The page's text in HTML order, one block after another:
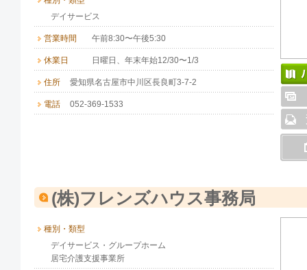
デイサービス
営業時間 午前8:30〜午後5:30
休業日 日曜日、年末年始12/30〜1/3
住所 愛知県名古屋市中川区長良町3-7-2
電話 052-369-1533
(株)フレンズハウス事務局
種別・類型
デイサービス・グループホーム
居宅介護支援事業所